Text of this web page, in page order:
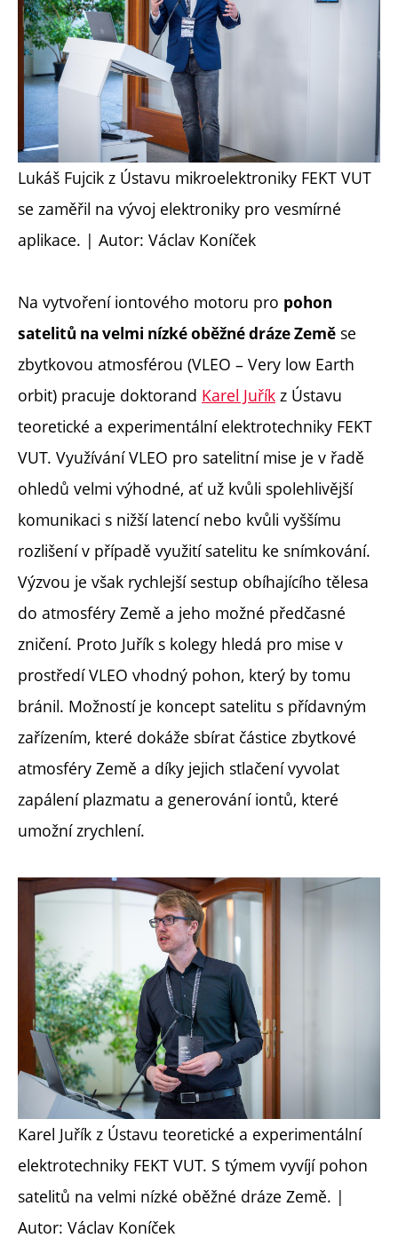
Lukáš Fujcik z Ústavu mikroelektroniky FEKT VUT
se zaměřil na vývoj elektroniky pro vesmírné
aplikace. | Autor: Václav Koníček
Na vytvoření iontového motoru pro pohon
satelitů na velmi nízké oběžné dráze Země se
zbytkovou atmosférou (VLEO – Very low Earth
orbit) pracuje doktorand Karel Juřík z Ústavu
teoretické a experimentální elektrotechniky FEKT
VUT. Využívání VLEO pro satelitní mise je v řadě
ohledů velmi výhodné, ať už kvůli spolehlivější
komunikaci s nižší latencí nebo kvůli vyššímu
rozlišení v případě využití satelitu ke snímkování.
Výzvou je však rychlejší sestup obíhajícího tělesa
do atmosféry Země a jeho možné předčasné
zničení. Proto Juřík s kolegy hledá pro mise v
prostředí VLEO vhodný pohon, který by tomu
bránil. Možností je koncept satelitu s přídavným
zařízením, které dokáže sbírat částice zbytkové
atmosféry Země a díky jejich stlačení vyvolat
zapálení plazmatu a generování iontů, které
umožní zrychlení.
Karel Juřík z Ústavu teoretické a experimentální
elektrotechniky FEKT VUT. S týmem vyvíjí pohon
satelitů na velmi nízké oběžné dráze Země. |
Autor: Václav Koníček